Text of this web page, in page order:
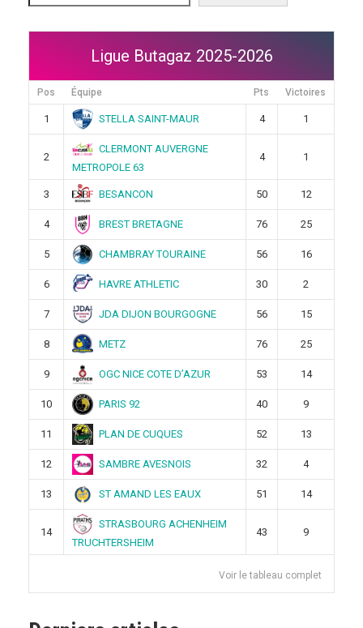
Ligue Butagaz 2025-2026
Pos Équipe Pts Victoires
1 STELLA SAINT-MAUR 4 1
2
CLERMONT AUVERGNE
METROPOLE 63
4 1
3 BESANCON 50 12
4 BREST BRETAGNE 76 25
5 CHAMBRAY TOURAINE 56 16
6 HAVRE ATHLETIC 30 2
7 JDA DIJON BOURGOGNE 56 15
8 METZ 76 25
9 OGC NICE COTE D’AZUR 53 14
10 PARIS 92 40 9
11 PLAN DE CUQUES 52 13
12 SAMBRE AVESNOIS 32 4
13 ST AMAND LES EAUX 51 14
14
STRASBOURG ACHENHEIM
TRUCHTERSHEIM
43 9
Voir le tableau complet